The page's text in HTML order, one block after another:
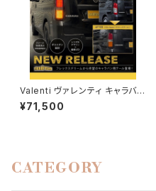
Valenti ヴァレンティ キャラバン
用レトロテール スモーク/グロ
スブラック
¥71,500
CATEGORY